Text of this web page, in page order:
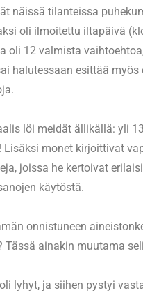
näissä tilanteissa
oli ilmoitettu iltapäivä
oli 12 valmista
halutessaan esittää myös
löi meidät ällikällä: yli
Lisäksi monet kirjoittivat
joissa he kertoivat
käytöstä.
onnistuneen
Tässä ainakin muutama
lyhyt, ja siihen pystyi